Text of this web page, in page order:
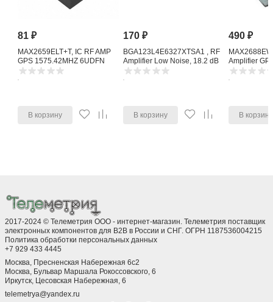
81₽
MAX2659ELT+T, IC RF AMP
GPS 1575.42MHZ 6UDFN
В корзину
170₽
BGA123L4E6327XTSA1 , RF
Amplifier Low Noise, 18.2 dB
1615 MHz, 4-Pin TSLP-4-11
В корзину
490₽
Amplifier
Noise
В корзину
2017-2024 © Телеметрия ООО - интернет-магазин. Телеметрия поставщик
электронных компонентов для B2B в России и СНГ. ОГРН 1187536004215
Политика обработки персональных данных
+7 929 433 4445
Москва, Пресненская Набережная 6с2
Москва, ​Бульвар Маршала Рокоссовского, 6
Иркутск, ​Цесовская Набережная, 6
telemetrya@yandex.ru